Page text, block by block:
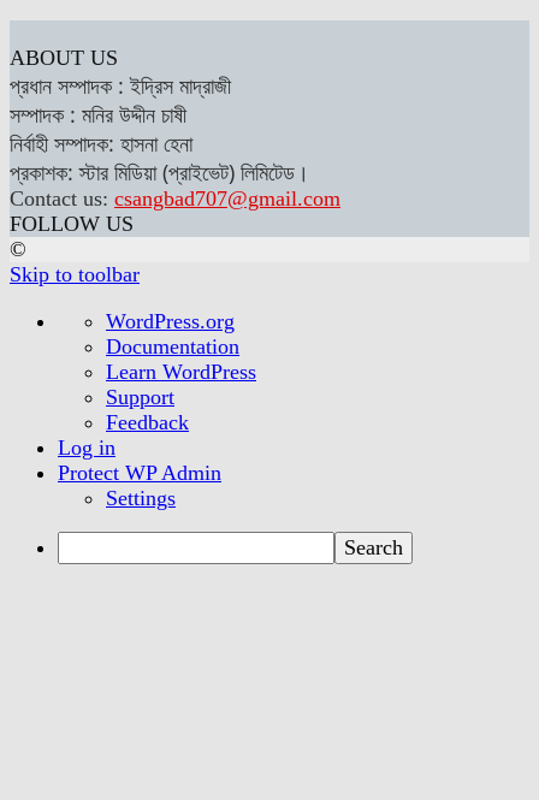
ABOUT US
প্রধান সম্পাদক : ইদ্রিস মাদ্রাজী
সম্পাদক : মনির উদ্দীন চাষী
নির্বাহী সম্পাদক: হাসনা হেনা
প্রকাশক: স্টার মিডিয়া (প্রাইভেট) লিমিটেড।
Contact us: csangbad707@gmail.com
FOLLOW US
©
Skip to toolbar
About
WordPress
WordPress.org
Documentation
Learn WordPress
Support
Feedback
Log in
Protect WP Admin
Settings
Search